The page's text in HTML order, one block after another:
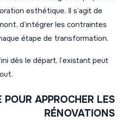
esthétique. Il s’agit de
d’intégrer les contraintes
étape de transformation.
dès le départ, l’existant peut
APPROCHER LES
RÉNOVATIONS